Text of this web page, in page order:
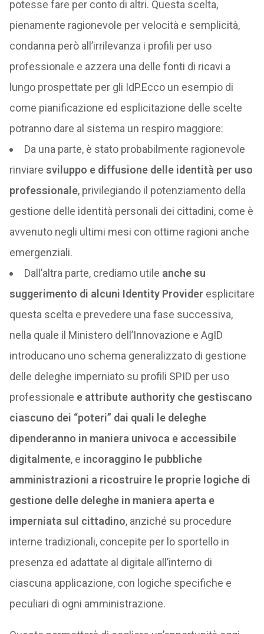
potesse fare per conto di altri. Questa scelta,
pienamente ragionevole per velocità e semplicità,
condanna però all’irrilevanza i profili per uso
professionale e azzera una delle fonti di ricavi a
lungo prospettate per gli IdP.Ecco un esempio di
come pianificazione ed esplicitazione delle scelte
potranno dare al sistema un respiro maggiore:
Da una parte, è stato probabilmente ragionevole
rinviare sviluppo e diffusione delle identità per uso
professionale, privilegiando il potenziamento della
gestione delle identità personali dei cittadini, come è
avvenuto negli ultimi mesi con ottime ragioni anche
emergenziali.
Dall’altra parte, crediamo utile anche su
suggerimento di alcuni Identity Provider esplicitare
questa scelta e prevedere una fase successiva,
nella quale il Ministero dell’Innovazione e AgID
introducano uno schema generalizzato di gestione
delle deleghe imperniato su profili SPID per uso
professionale e attribute authority che gestiscano
ciascuno dei “poteri” dai quali le deleghe
dipenderanno in maniera univoca e accessibile
digitalmente, e incoraggino le pubbliche
amministrazioni a ricostruire le proprie logiche di
gestione delle deleghe in maniera aperta e
imperniata sul cittadino, anziché su procedure
interne tradizionali, concepite per lo sportello in
presenza ed adattate al digitale all’interno di
ciascuna applicazione, con logiche specifiche e
peculiari di ogni amministrazione.